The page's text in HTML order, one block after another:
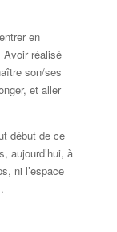
en
réalisé
son/ses
et aller
début de ce
aujourd’hui, à
ni l’espace